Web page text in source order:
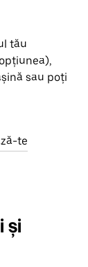
tău
sau poți
te
și